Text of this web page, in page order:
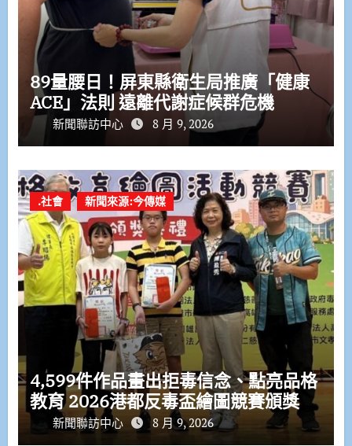
89量腰日！屏東縣衛生局推廣「健康
ACE」法則 遠離代謝症候群危機
新聞聯訪中心 8 月 9, 2026
.社會 新聞來源:今傳媒
4,599件作品畫出拒毒信念、點亮品格
教育 2026港都反毒盃繪圖競賽頒獎
新聞聯訪中心 8 月 9, 2026